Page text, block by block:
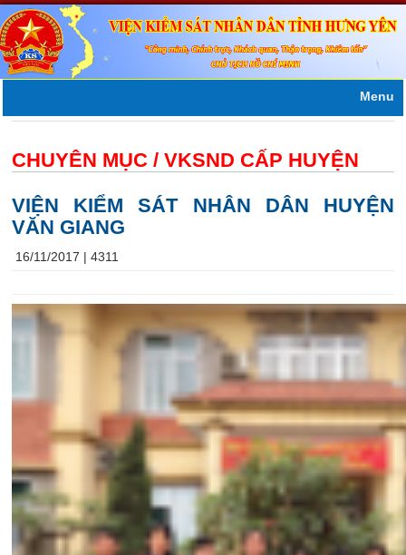
Menu
CHUYÊN MỤC / VKSND CẤP HUYỆN
VIỆN KIỂM SÁT NHÂN DÂN HUYỆN
VĂN GIANG
16/11/2017 | 4311